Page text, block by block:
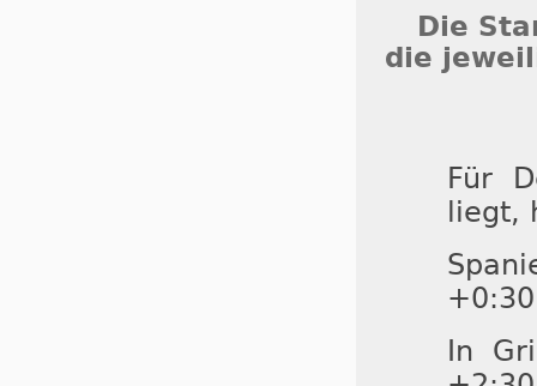
Die
die
Für
liegt,
In